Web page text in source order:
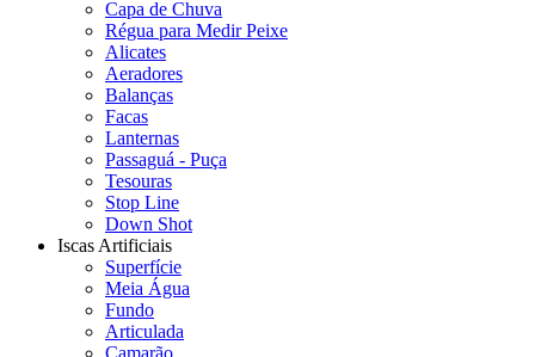
Capa de Chuva
Régua para Medir Peixe
Alicates
Aeradores
Balanças
Facas
Lanternas
Passaguá - Puça
Tesouras
Stop Line
Down Shot
Iscas Artificiais
Superfície
Meia Água
Fundo
Articulada
Camarão